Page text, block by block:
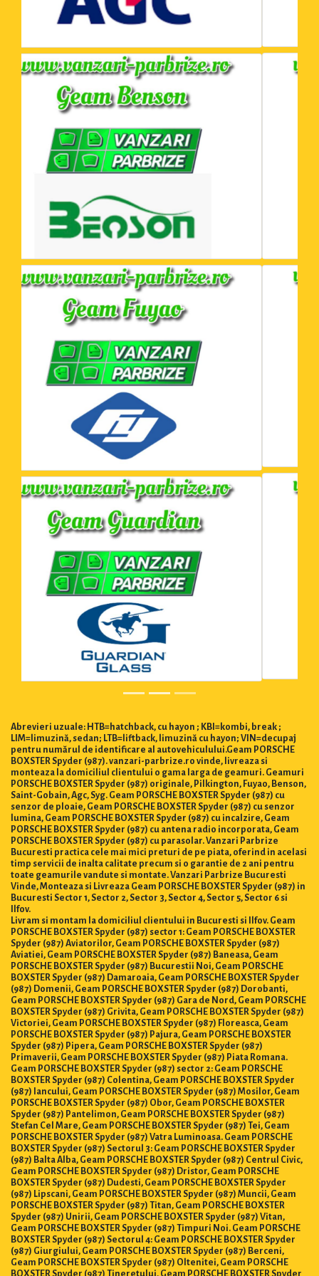
Abrevieri uzuale: HTB=hatchback, cu hayon ; KBI=kombi, break ;
LIM=limuzină, sedan; LTB=liftback, limuzină cu hayon; VIN=decupaj
pentru numărul de identificare al autovehiculului.Geam PORSCHE
BOXSTER Spyder (987). vanzari-parbrize.ro vinde, livreaza si
monteaza la domiciliul clientului o gama larga de geamuri. Geamuri
PORSCHE BOXSTER Spyder (987) originale, Pilkington, Fuyao, Benson,
Saint-Gobain, Agc, Syg. Geam PORSCHE BOXSTER Spyder (987) cu
senzor de ploaie, Geam PORSCHE BOXSTER Spyder (987) cu senzor
lumina, Geam PORSCHE BOXSTER Spyder (987) cu incalzire, Geam
PORSCHE BOXSTER Spyder (987) cu antena radio incorporata, Geam
PORSCHE BOXSTER Spyder (987) cu parasolar. Vanzari Parbrize
Bucuresti practica cele mai mici preturi de pe piata, oferind in acelasi
timp servicii de inalta calitate precum si o garantie de 2 ani pentru
toate geamurile vandute si montate. Vanzari Parbrize Bucuresti
Vinde, Monteaza si Livreaza Geam PORSCHE BOXSTER Spyder (987) in
Bucuresti Sector 1, Sector 2, Sector 3, Sector 4, Sector 5, Sector 6 si
Ilfov.
Livram si montam la domiciliul clientului in Bucuresti si Ilfov. Geam
PORSCHE BOXSTER Spyder (987) sector 1: Geam PORSCHE BOXSTER
Spyder (987) Aviatorilor, Geam PORSCHE BOXSTER Spyder (987)
Aviatiei, Geam PORSCHE BOXSTER Spyder (987) Baneasa, Geam
PORSCHE BOXSTER Spyder (987) Bucurestii Noi, Geam PORSCHE
BOXSTER Spyder (987) Damaroaia, Geam PORSCHE BOXSTER Spyder
(987) Domenii, Geam PORSCHE BOXSTER Spyder (987) Dorobanti,
Geam PORSCHE BOXSTER Spyder (987) Gara de Nord, Geam PORSCHE
BOXSTER Spyder (987) Grivita, Geam PORSCHE BOXSTER Spyder (987)
Victoriei, Geam PORSCHE BOXSTER Spyder (987) Floreasca, Geam
PORSCHE BOXSTER Spyder (987) Pajura, Geam PORSCHE BOXSTER
Spyder (987) Pipera, Geam PORSCHE BOXSTER Spyder (987)
Primaverii, Geam PORSCHE BOXSTER Spyder (987) Piata Romana.
Geam PORSCHE BOXSTER Spyder (987) sector 2: Geam PORSCHE
BOXSTER Spyder (987) Colentina, Geam PORSCHE BOXSTER Spyder
(987) Iancului, Geam PORSCHE BOXSTER Spyder (987) Mosilor, Geam
PORSCHE BOXSTER Spyder (987) Obor, Geam PORSCHE BOXSTER
Spyder (987) Pantelimon, Geam PORSCHE BOXSTER Spyder (987)
Stefan Cel Mare, Geam PORSCHE BOXSTER Spyder (987) Tei, Geam
PORSCHE BOXSTER Spyder (987) Vatra Luminoasa. Geam PORSCHE
BOXSTER Spyder (987) Sectorul 3: Geam PORSCHE BOXSTER Spyder
(987) Balta Alba, Geam PORSCHE BOXSTER Spyder (987) Centrul Civic,
Geam PORSCHE BOXSTER Spyder (987) Dristor, Geam PORSCHE
BOXSTER Spyder (987) Dudesti, Geam PORSCHE BOXSTER Spyder
(987) Lipscani, Geam PORSCHE BOXSTER Spyder (987) Muncii, Geam
PORSCHE BOXSTER Spyder (987) Titan, Geam PORSCHE BOXSTER
Spyder (987) Unirii, Geam PORSCHE BOXSTER Spyder (987) Vitan,
Geam PORSCHE BOXSTER Spyder (987) Timpuri Noi. Geam PORSCHE
BOXSTER Spyder (987) Sectorul 4: Geam PORSCHE BOXSTER Spyder
(987) Giurgiului, Geam PORSCHE BOXSTER Spyder (987) Berceni,
Geam PORSCHE BOXSTER Spyder (987) Oltenitei, Geam PORSCHE
BOXSTER Spyder (987) Tineretului, Geam PORSCHE BOXSTER Spyder